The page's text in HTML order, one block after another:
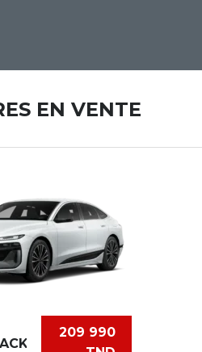
EN VENTE
209 990